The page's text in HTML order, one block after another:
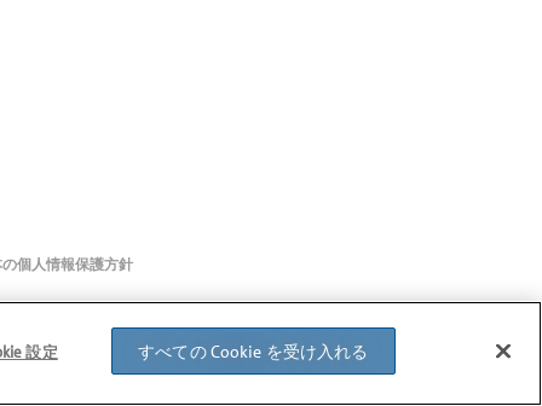
の個人情報保護方針
設定 すべての Cookie を受け入れる